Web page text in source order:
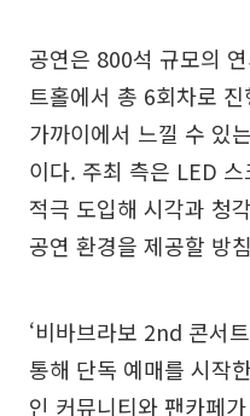
공연은 800석 규모의
트홀에서 총 6회차로
가까이에서 느낄 수 있
이다. 주최 측은 LED
적극 도입해 시각과 청
공연 환경을 제공할 방
‘비바브라보 2nd 콘서
통해 단독 예매를 시작
인 커뮤니티와 팬카페